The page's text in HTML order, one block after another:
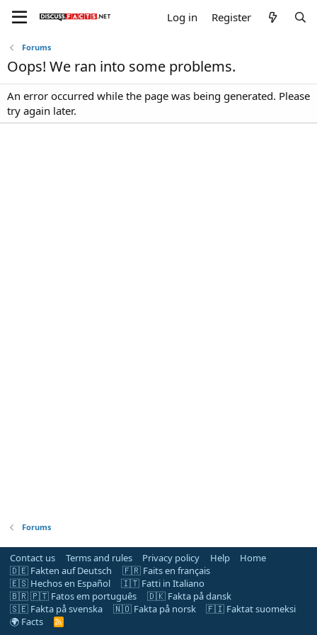
Log in Register
Forums
Oops! We ran into some problems.
An error occurred while the page was being generated. Please
try again later.
Forums
Contact us Terms and rules Privacy policy Help
Home
🇩🇪 Fakten auf Deutsch
🇫🇷 Faits en français
🇪🇸 Hechos en Español
🇮🇹 Fatti in Italiano
🇧🇷 🇵🇹 Fatos em português
🇩🇰 Fakta på dansk
🇸🇪 Fakta på svenska
🇳🇴 Fakta på norsk
🇫🇮 Faktat suomeksi
🌍 Facts
R